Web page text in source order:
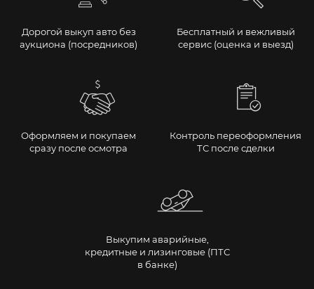
Дорогой выкуп авто без
аукциона (посредников)
Бесплатный и вежливый
сервис (оценка и выезд)
Оформляем и покупаем
сразу после осмотра
Контроль переоформления
ТС после сделки
Выкупим аварийные,
кредитные и лизинговые (ПТС
в банке)